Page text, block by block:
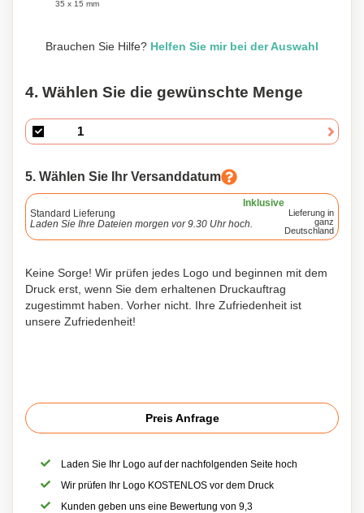
35 x 15 mm
Brauchen Sie Hilfe? Helfen Sie mir bei der Auswahl
4. Wählen Sie die gewünschte Menge
5. Wählen Sie Ihr Versanddatum
Inklusive
Standard Lieferung
Laden Sie Ihre Dateien morgen vor 9.30 Uhr hoch.
Lieferung in
ganz
Deutschland
Keine Sorge! Wir prüfen jedes Logo und beginnen mit dem
Druck erst, wenn Sie dem erhaltenen Druckauftrag
zugestimmt haben. Vorher nicht. Ihre Zufriedenheit ist
unsere Zufriedenheit!
Preis Anfrage
Laden Sie Ihr Logo auf der nachfolgenden Seite hoch
Wir prüfen Ihr Logo KOSTENLOS vor dem Druck
Kunden geben uns eine Bewertung von 9,3